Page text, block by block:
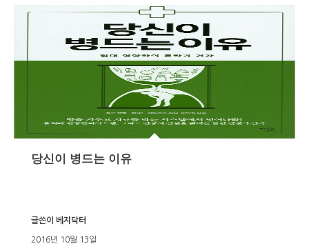
당신이 병드는 이유
2016년 10월 13일
글쓴이 베지닥터